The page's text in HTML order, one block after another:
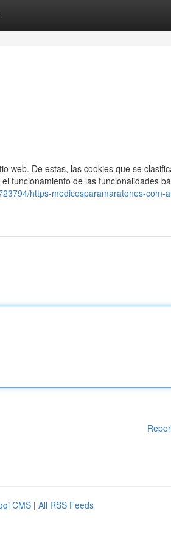
web. De estas, las cookies que se
funcionamiento de las funcionalidades
https-medicosparamaratones-com-
CMS | All RSS Feeds